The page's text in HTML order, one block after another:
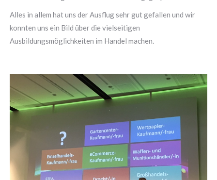
Alles in allem hat uns der Ausflug sehr gut gefallen und wir
konnten uns ein Bild über die vielseitigen
Ausbildungsmöglichkeiten im Handel machen.